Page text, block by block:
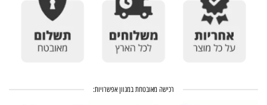
רכישה מאובטחת במגוון אפשרויות: